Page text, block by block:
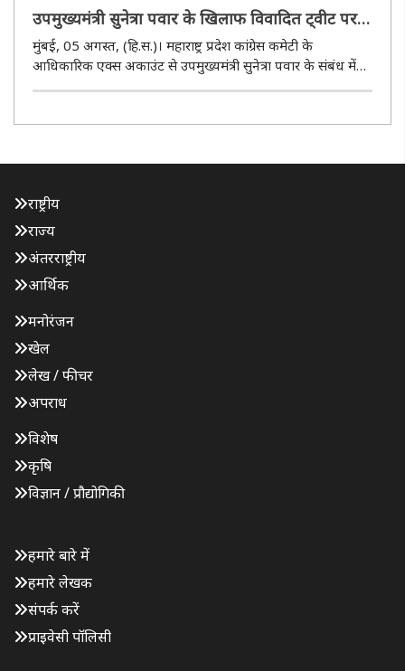
उपमुख्यमंत्री सुनेत्रा पवार के खिलाफ विवादित ट्वीट पर
कांग्रेस अड़ी, लगाया राजनीतिकरण का आरोप
मुंबई, 05 अगस्त, (हि.स.)। महाराष्ट्र प्रदेश कांग्रेस कमेटी के
आधिकारिक एक्स अकाउंट से उपमुख्यमंत्री सुनेत्रा पवार के संबंध में
राष्ट्रीय
राज्य
अंतरराष्ट्रीय
आर्थिक
मनोरंजन
खेल
लेख / फीचर
अपराध
विशेष
कृषि
विज्ञान / प्रौद्योगिकी
हमारे बारे में
हमारे लेखक
संपर्क करें
प्राइवेसी पॉलिसी